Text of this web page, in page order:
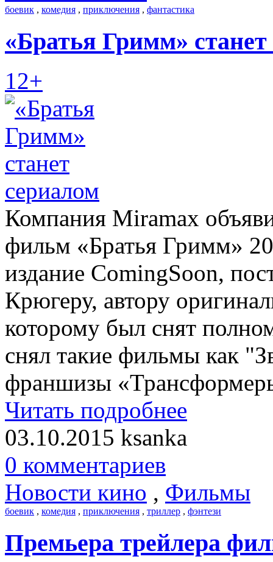
боевик , комедия , приключения , фантастика
«Братья Гримм»
12+
Компания Miramax
фильм «Братья Гримм»
издание ComingSoon,
Крюгеру, автору
которому был снят
снял такие фильмы как
франшизы
Читать подробнее
03.10.2015 ksanka
0 комментариев
Новости кино , Фильмы
боевик , комедия , приключения , триллер , фэнтези
Премьера трейлера